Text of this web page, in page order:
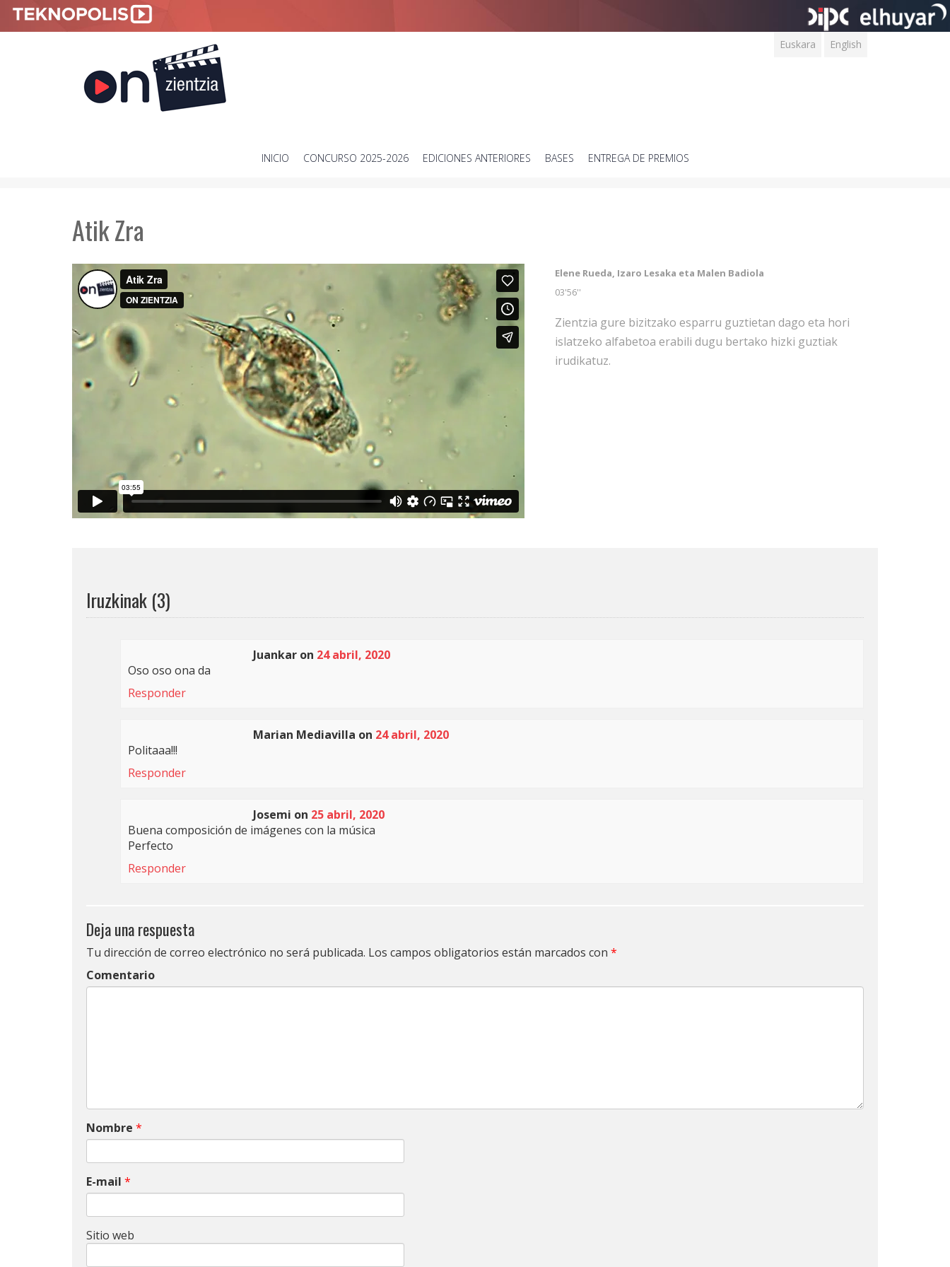
Euskara English
SKIP
INICIO CONCURSO 2025-2026 EDICIONES ANTERIORES BASES ENTREGA DE PREMIOS
Atik Zra
Elene Rueda, Izaro Lesaka eta Malen Badiola
03'56''
Zientzia gure bizitzako esparru guztietan dago eta hori
islatzeko alfabetoa erabili dugu bertako hizki guztiak
irudikatuz.
Iruzkinak (3)
Juankaron 24 abril, 2020
Oso oso ona da
Responder
Marian Mediavilla on 24 abril, 2020
Politaaa!!!
Responder
Josemi on 25 abril, 2020
Buena composición de imágenes con la música
Perfecto
Responder
Deja una respuesta
Tu dirección de correo electrónico no será publicada. Los campos obligatorios están marcados con *
Comentario
Nombre *
E-mail *
Sitio web